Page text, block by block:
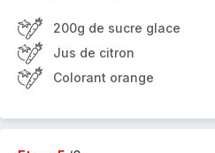
200g de sucre glace
Jus de citron
Colorant orange